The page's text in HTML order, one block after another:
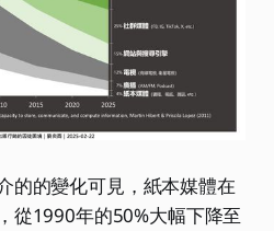
的的變化可見，紙本媒體在
從1990年的50%大幅下降至